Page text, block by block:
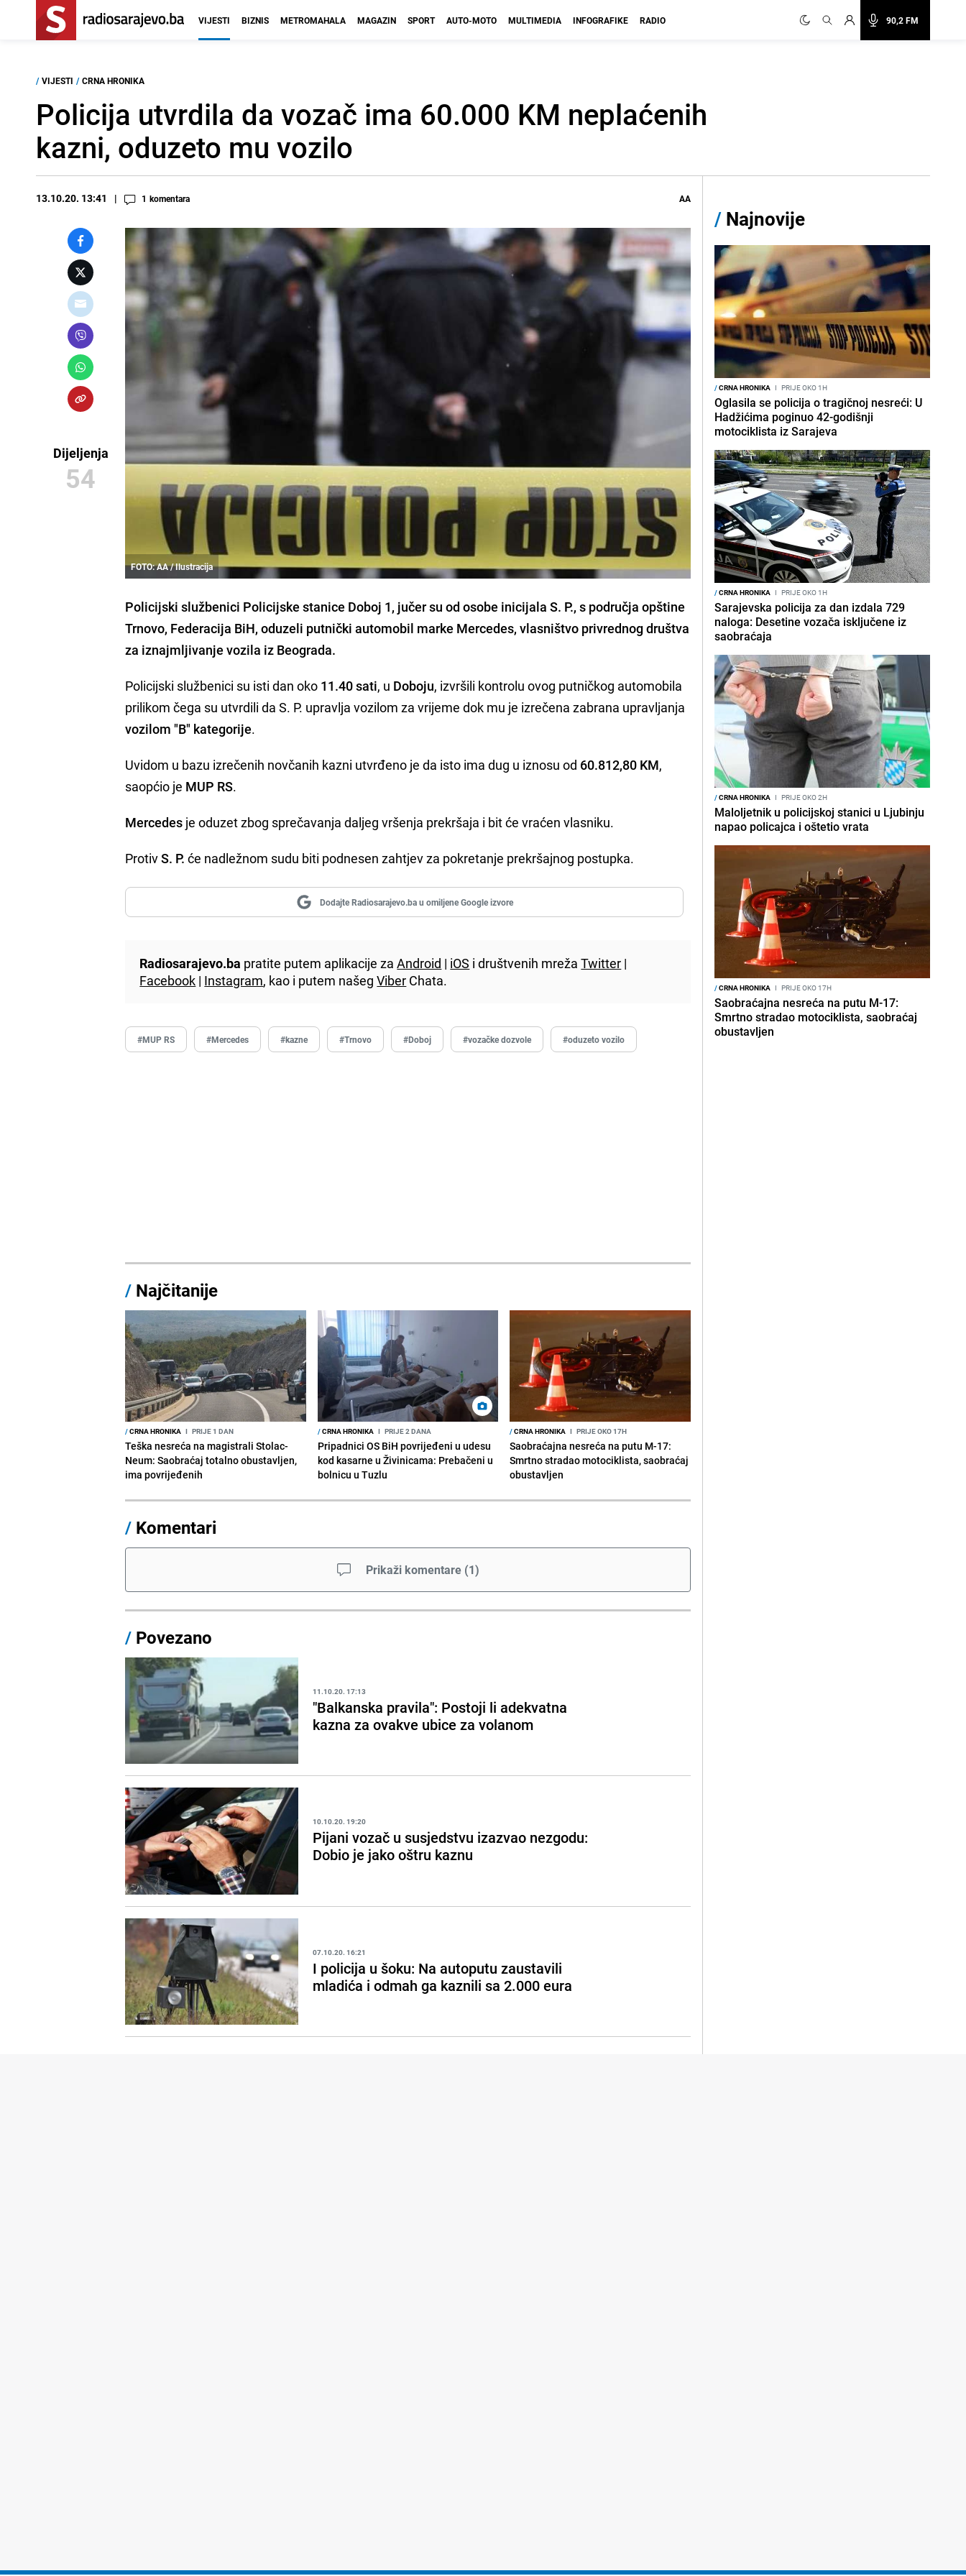
90,2 FM
VIJESTI BIZNIS METROMAHALA MAGAZIN SPORT AUTO-MOTO MULTIMEDIA INFOGRAFIKE RADIO
/ VIJESTI / CRNA HRONIKA
Policija utvrdila da vozač ima 60.000 KM neplaćenih
kazni, oduzeto mu vozilo
13.10.20. 13:41 1 komentara AA
Dijeljenja
54
FOTO: AA / Ilustracija
Policijski službenici Policijske stanice Doboj 1, jučer su od osobe inicijalaS. P., s područja opštine
Trnovo, Federacija BiH, oduzeli putnički automobil marke Mercedes, vlasništvo privrednog društva
za iznajmljivanje vozila iz Beograda.
Policijski službenici su isti dan oko 11.40 sati, u Doboju, izvršili kontrolu ovog putničkog automobila
prilikom čega su utvrdili da S. P. upravlja vozilom za vrijeme dok mu je izrečena zabrana upravljanja
vozilom "B" kategorije.
Uvidom u bazu izrečenih novčanih kazni utvrđeno je da isto ima dug u iznosu od 60.812,80 KM,
saopćio je MUP RS.
Mercedes je oduzet zbog sprečavanja daljeg vršenja prekršaja i bit će vraćen vlasniku.
ProtivS. P. će nadležnom sudu biti podnesen zahtjev za pokretanje prekršajnog postupka.
Dodajte Radiosarajevo.ba u omiljene Google izvore
Radiosarajevo.ba pratite putem aplikacije zaAndroid | iOS i društvenih mrežaTwitter |
Facebook | Instagram, kao i putem našegViber Chata.
#MUP RS #Mercedes #kazne #Trnovo #Doboj #vozačke dozvole #oduzeto vozilo
/ Najčitanije
/CRNA HRONIKA I PRIJE 1 DAN
Teška nesreća na magistrali Stolac-
Neum: Saobraćaj totalno obustavljen,
ima povrijeđenih
/CRNA HRONIKA I PRIJE 2 DANA
Pripadnici OS BiH povrijeđeni u udesu
kod kasarne u Živinicama: Prebačeni u
bolnicu u Tuzlu
/CRNA HRONIKA I PRIJE OKO 17H
Saobraćajna nesreća na putu M-17:
Smrtno stradao motociklista, saobraćaj
obustavljen
/ Komentari
Prikaži komentare (1)
/ Povezano
11.10.20. 17:13
"Balkanska pravila": Postoji li adekvatna
kazna za ovakve ubice za volanom
10.10.20. 19:20
Pijani vozač u susjedstvu izazvao nezgodu:
Dobio je jako oštru kaznu
07.10.20. 16:21
I policija u šoku: Na autoputu zaustavili
mladića i odmah ga kaznili sa 2.000 eura
/ Najnovije
/CRNA HRONIKA I PRIJE OKO 1H
Oglasila se policija o tragičnoj nesreći: U
Hadžićima poginuo 42-godišnji
motociklista iz Sarajeva
/CRNA HRONIKA I PRIJE OKO 1H
Sarajevska policija za dan izdala 729
naloga: Desetine vozača isključene iz
saobraćaja
/CRNA HRONIKA I PRIJE OKO 2H
Maloljetnik u policijskoj stanici u Ljubinju
napao policajca i oštetio vrata
/CRNA HRONIKA I PRIJE OKO 17H
Saobraćajna nesreća na putu M-17:
Smrtno stradao motociklista, saobraćaj
obustavljen